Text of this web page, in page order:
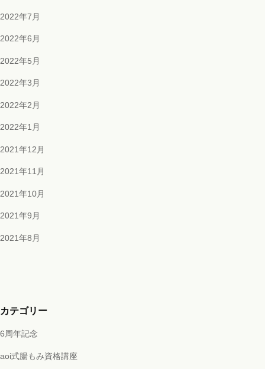
2022年7月
2022年6月
2022年5月
2022年3月
2022年2月
2022年1月
2021年12月
2021年11月
2021年10月
2021年9月
2021年8月
カテゴリー
6周年記念
aoi式腸もみ資格講座